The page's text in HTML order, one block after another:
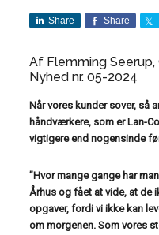
Share Share
Af Flemming
Nyhed nr. 05-2024
Når vores kunder sover, så
håndværkere, som er Lan-
vigtigere end nogensinde
”Hvor mange gange har
Århus og fået at vide, at de
opgaver, fordi vi ikke kan
om morgenen. Som vores